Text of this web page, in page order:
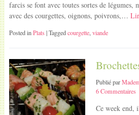
farcis se font avec toutes sortes de légumes,
avec des courgettes, oignons, poivrons,…
Posted inPlats | Taggedcourgette,viande
Publié par
6 Commentaires
Ce week end,